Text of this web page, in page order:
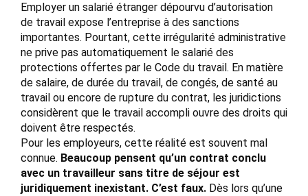
Employer un salarié étranger dépourvu d’autorisation
de travail expose l’entreprise à des sanctions
importantes. Pourtant, cette irrégularité administrative
ne prive pas automatiquement le salarié des
protections offertes par le Code du travail. En matière
de salaire, de durée du travail, de congés, de santé au
travail ou encore de rupture du contrat, les juridictions
considèrent que le travail accompli ouvre des droits qui
doivent être respectés.
Pour les employeurs, cette réalité est souvent mal
connue. Beaucoup pensent qu’un contrat conclu
avec un travailleur sans titre de séjour est
juridiquement inexistant. C’est faux. Dès lors qu’une